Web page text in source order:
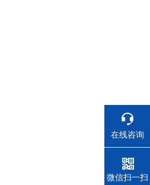
在线咨询
电话
微信扫一扫